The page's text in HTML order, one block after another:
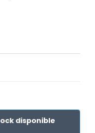
€.
disponible